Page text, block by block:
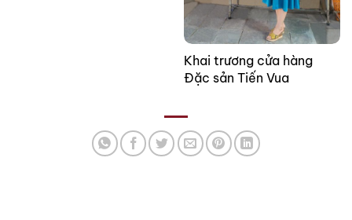
Khai trương cửa hàng
Đặc sản Tiến Vua